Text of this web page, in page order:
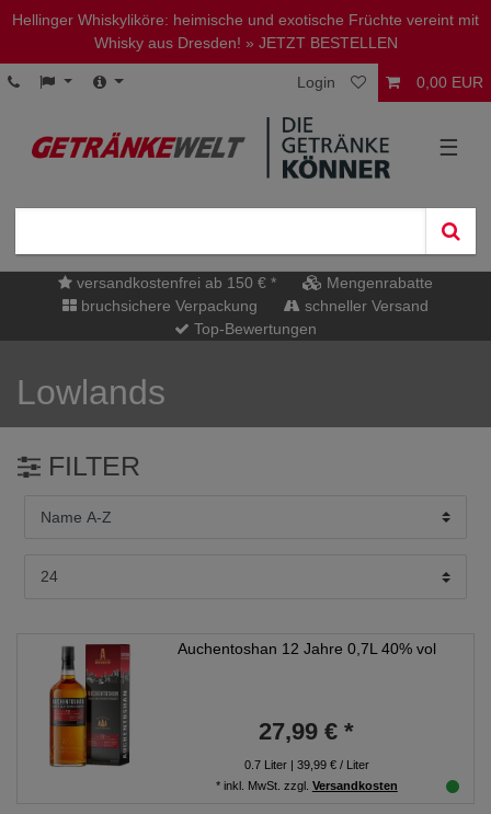
Hellinger Whiskyliköre: heimische und exotische Früchte vereint mit
Whisky aus Dresden! » JETZT BESTELLEN
Login 0,00 EUR
☰
versandkostenfrei ab 150 € *
Mengenrabatte
bruchsichere Verpackung
schneller Versand
Top-Bewertungen
Lowlands
FILTER
Auchentoshan 12 Jahre 0,7L 40% vol
27,99 € *
0.7Liter| 39,99 € / Liter
* inkl. MwSt. zzgl. Versandkosten